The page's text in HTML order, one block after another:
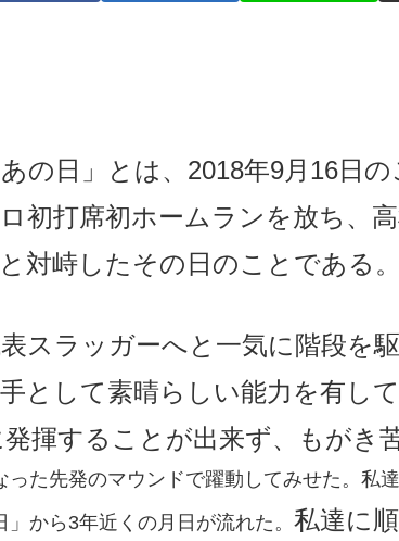
の日」とは、2018年9月16日
初打席初ホームランを放ち、
対峙したその日のことである。
スラッガーへと一気に階段を
として素晴らしい能力を有し
揮することが出来ず、もがき
た先発のマウンドで躍動してみせた。私
から3年近くの月日が流れた。 私達に